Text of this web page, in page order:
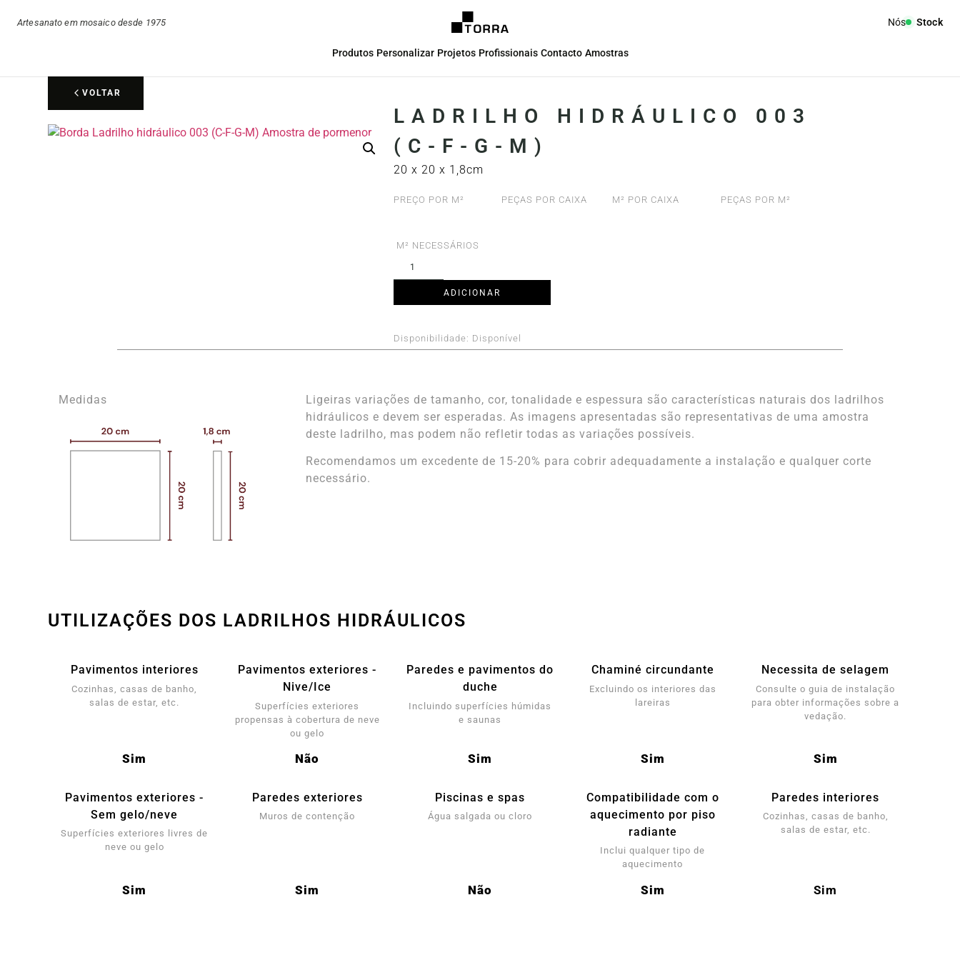
Artesanato em mosaico desde 1975 Nós Stock
Produtos Personalizar Projetos Profissionais Contacto Amostras
VOLTAR
LADRILHO HIDRÁULICO 003
(C-F-G-M)
20 x 20 x 1,8cm
PREÇO POR M² PEÇAS POR CAIXA M² POR CAIXA PEÇAS POR M²
M² NECESSÁRIOS
ADICIONAR
Disponibilidade: Disponível
Medidas
Ligeiras variações de tamanho, cor, tonalidade e espessura são características naturais dos ladrilhos
hidráulicos e devem ser esperadas. As imagens apresentadas são representativas de uma amostra
deste ladrilho, mas podem não refletir todas as variações possíveis.
Recomendamos um excedente de 15-20% para cobrir adequadamente a instalação e qualquer corte
necessário.
UTILIZAÇÕES DOS LADRILHOS HIDRÁULICOS
Pavimentos interiores
Cozinhas, casas de banho,
salas de estar, etc.
Sim
Pavimentos exteriores -
Nive/Ice
Superfícies exteriores
propensas à cobertura de neve
ou gelo
Não
Paredes e pavimentos do
duche
Incluindo superfícies húmidas
e saunas
Sim
Chaminé circundante
Excluindo os interiores das
lareiras
Sim
Necessita de selagem
Consulte o guia de instalação
para obter informações sobre a
vedação.
Sim
Pavimentos exteriores -
Sem gelo/neve
Superfícies exteriores livres de
neve ou gelo
Sim
Paredes exteriores
Muros de contenção
Sim
Piscinas e spas
Água salgada ou cloro
Não
Compatibilidade com o
aquecimento por piso
radiante
Inclui qualquer tipo de
aquecimento
Sim
Paredes interiores
Cozinhas, casas de banho,
salas de estar, etc.
Sim